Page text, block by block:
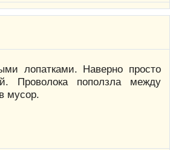
лопатками. Наверно просто
Проволока поползла между
мусор.